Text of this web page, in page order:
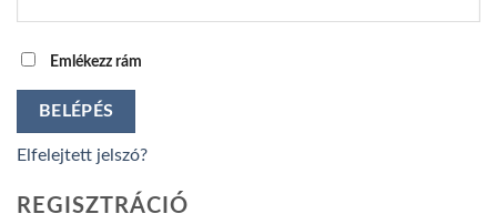
Emlékezz rám
BELÉPÉS
Elfelejtett jelszó?
REGISZTRÁCIÓ